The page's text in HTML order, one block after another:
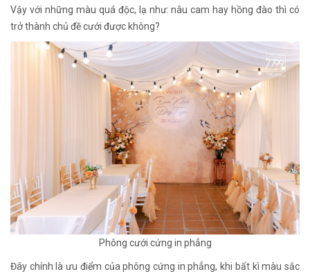
Vậy với những màu quá độc, lạ như: nâu cam hay hồng đào thì có
trở thành chủ đề cưới được không?
Phông cưới cứng in phẳng
Đây chính là ưu điểm của phông cứng in phẳng, khi bất kì màu sắc